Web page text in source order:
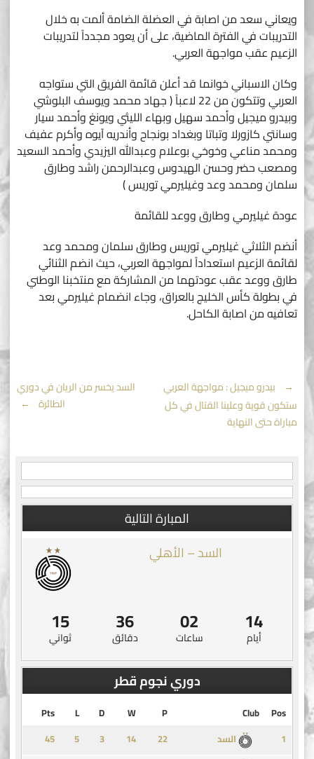
ويعاني سعد من اصابة في العضلة الضامة ألمت به خلال
التدريبات في الفترة الماضية، على أن يعود مجدداً لتدريبات
الزعيم عقب مواجهة العربي.
وكان الاسباني خوانما قد أعلن قائمة الفريق التي ستواجه
العربي وتتكون من 22 لاعباً ( جهاد محمد ويوسف البلوشي
وبيدرو ميجيل وأحمد سهيل وبهاء الليثي ويونغ وأحمد سيار
وسانتي كازورلا وتباتا وبغداد بونجاح وأندريه آيوه وأكرم عفيف
ومحمد مناعي وخوخي بوعلام وعبدالله اليزيدي وأحمد السعيد
ومصعب حضر وحسن الهيدوس وعبدالرحمن راشد وطارق
سلمان ومحمد وعد وغيليرمي توريس )
عودة غيليرمي وطارق ووعد للقائمة
أنضم الثلاثي غيليرمي توريس وطارق سلمان ومحمد وعد
لقائمة الزعيم استعداداً لمواجهة العربي، حيث انضم الثنائي
طارق ووعد عقب عودتهما من المشاركة مع منتخبنا الوطني
في بطولة كأس الخليج بالعراق، وجاء انضمام غيليرمي بعد
تعافيه من اصابة الكاحل.
Post
navigation
←
بيدرو ميجيل : مواجهة العربي
ستكون قوية وعلينا القتال في كل
مباراة حتى النهاية
السد يخسر من الريان في دوري
الطائرة →
المبارة التالية
السد – الأهلي
14
أيام
02
ساعات
36
دقائق
14
ثواني
دوري نجوم قطر
Pos
Club
P
W
D
L
Pts
1
السد ‏22
14
3
5
45